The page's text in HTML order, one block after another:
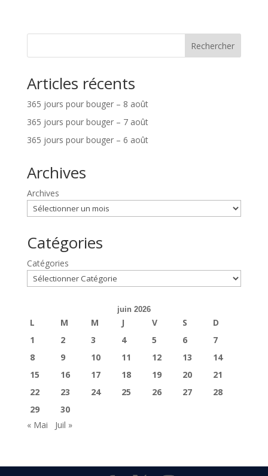
Rechercher
Articles récents
365 jours pour bouger – 8 août
365 jours pour bouger – 7 août
365 jours pour bouger – 6 août
Archives
Archives
Catégories
Catégories
juin 2026
L M M J V S
D
1
2 3 4 5 6
7
8
9 10 11 12 13
14
15
16 17 18 19 20
21
22
23 24 25 26 27
28
29
30
« Mai
Juil »